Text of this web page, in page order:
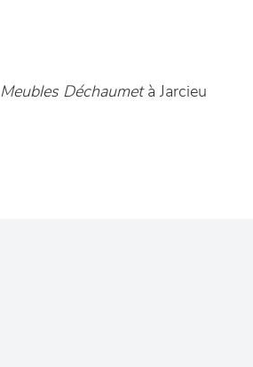
Meubles Déchaumetà Jarcieu